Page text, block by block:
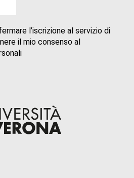
l’iscrizione al servizio di
il mio consenso al